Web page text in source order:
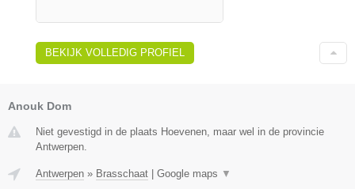
BEKIJK VOLLEDIG PROFIEL
Anouk Dom
Niet gevestigd in de plaats Hoevenen, maar wel in de provincie
Antwerpen.
Antwerpen » Brasschaat | Google maps ▼